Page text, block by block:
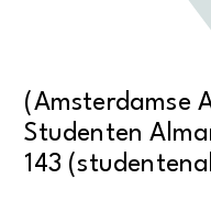
(Amsterdamse
Studenten
143